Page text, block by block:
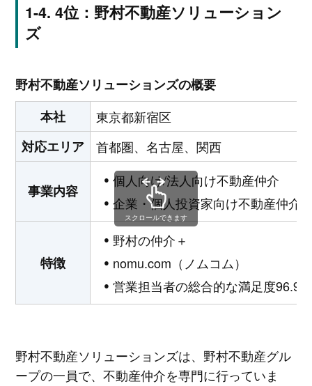
4位：野村不動産ソリューション
ズ
野村不動産ソリューションズの概要
本社
東京都新宿区
対応エリア
首都圏、名古屋、関西
事業内容
個人向け/法人向け不動産仲介
企業・個人投資家向け不動産仲介
特徴
野村の仲介＋
nomu.com（ノムコム）
営業担当者の総合的な満足度96.9%
スクロールできます
野村不動産ソリューションズは、野村不動産グル
ープの一員で、不動産仲介を専門に行っていま